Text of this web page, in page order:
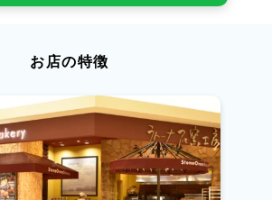
お店の特徴